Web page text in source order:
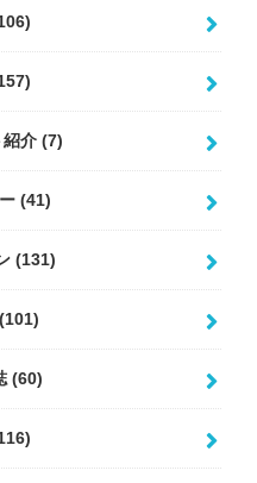
紹介 (7)
(41)
(131)
(101)
(60)